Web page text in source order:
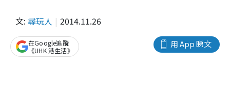
文: 尋玩人 2014.11.26
用 App 睇文
在Google追蹤
《UHK 港生活》